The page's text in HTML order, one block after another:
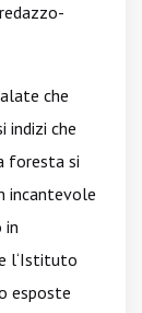
che
indizi che
foresta si
incantevole
in
l‘Istituto
esposte